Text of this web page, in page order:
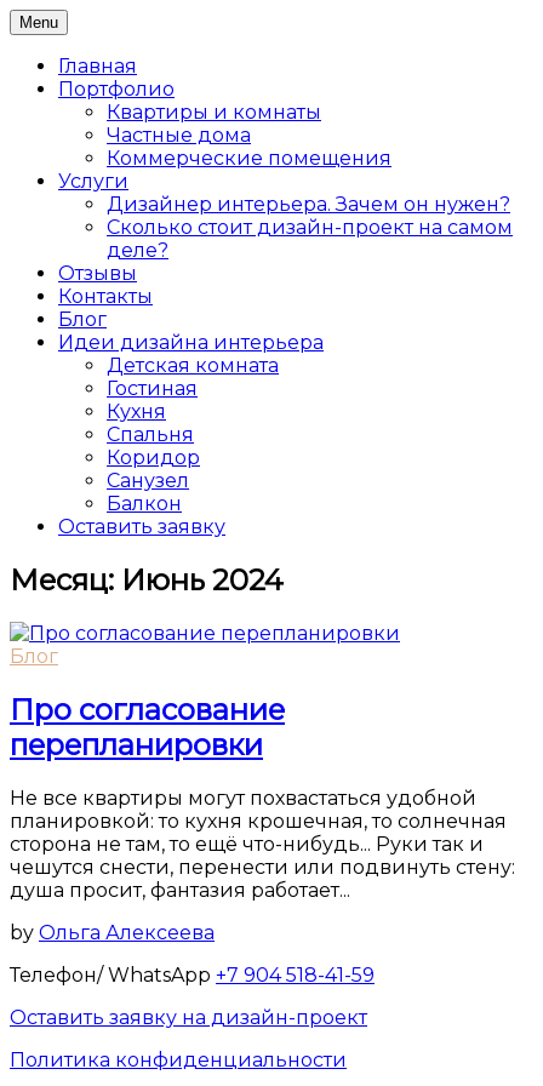
Skip
to
content
Дизайнер интерьеров Ольга
Алексеева
Дизайн интерьера жилых и коммерческих
помещений в Санкт-Петербурге
Menu
Главная
Портфолио
Квартиры и комнаты
Частные дома
Коммерческие помещения
Услуги
Дизайнер интерьера. Зачем он нужен?
Сколько стоит дизайн-проект на самом
деле?
Отзывы
Контакты
Блог
Идеи дизайна интерьера
Детская комната
Гостиная
Кухня
Спальня
Коридор
Санузел
Балкон
Оставить заявку
Месяц: Июнь 2024
Блог
Про согласование
перепланировки
Не все квартиры могут похвастаться удобной
планировкой: то кухня крошечная, то солнечная
сторона не там, то ещё что-нибудь... Руки так и
чешутся снести, перенести или подвинуть стену:
душа просит, фантазия работает...
by Ольга Алексеева
Телефон/ WhatsApp +7 904 518-41-59
Оставить заявку на дизайн-проект
Политика конфиденциальности